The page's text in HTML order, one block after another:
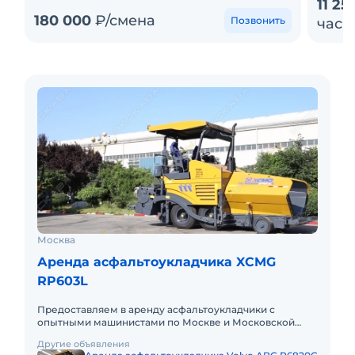
180 000 ₽/смена Позвонить
11
час
Москва
Аренда асфальтоукладчика XCMG
RP603L
Предоставляем в аренду асфальтоукладчики с
опытными машинистами по Москве и Московской
краткосрочный (почасовой, посмен
Другие объявления